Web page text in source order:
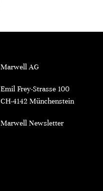
Marwell AG
Emil Frey-Strasse 100
CH-4142 Münchenstein
Marwell Newsletter